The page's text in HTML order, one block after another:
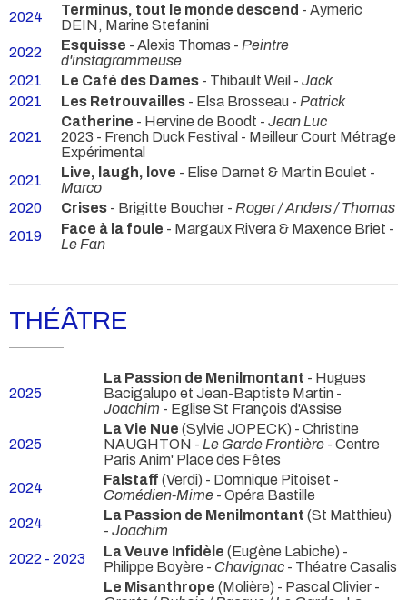
2024
Terminus, tout le monde descend - Aymeric
DEIN, Marine Stefanini
2022
Esquisse - Alexis Thomas - Peintre
d'instagrammeuse
2021
Le Café des Dames - Thibault Weil - Jack
2021
Les Retrouvailles - Elsa Brosseau - Patrick
2021
Catherine - Hervine de Boodt - Jean Luc
2023 - French Duck Festival - Meilleur Court Métrage
Expérimental
2021
Live, laugh, love - Elise Darnet & Martin Boulet -
Marco
2020
Crises - Brigitte Boucher - Roger / Anders / Thomas
2019
Face à la foule - Margaux Rivera & Maxence Briet -
Le Fan
THÉÂTRE
2025
La Passion de Menilmontant - Hugues
Bacigalupo et Jean-Baptiste Martin -
Joachim - Eglise St François d'Assise
2025
La Vie Nue (Sylvie JOPECK) - Christine
NAUGHTON - Le Garde Frontière - Centre
Paris Anim' Place des Fêtes
2024
Falstaff (Verdi) - Domnique Pitoiset -
Comédien-Mime - Opéra Bastille
2024
La Passion de Menilmontant (St Matthieu)
- Joachim
2022 - 2023
La Veuve Infidèle (Eugène Labiche) -
Philippe Boyère - Chavignac - Théatre Casalis
Le Misanthrope (Molière) - Pascal Olivier -